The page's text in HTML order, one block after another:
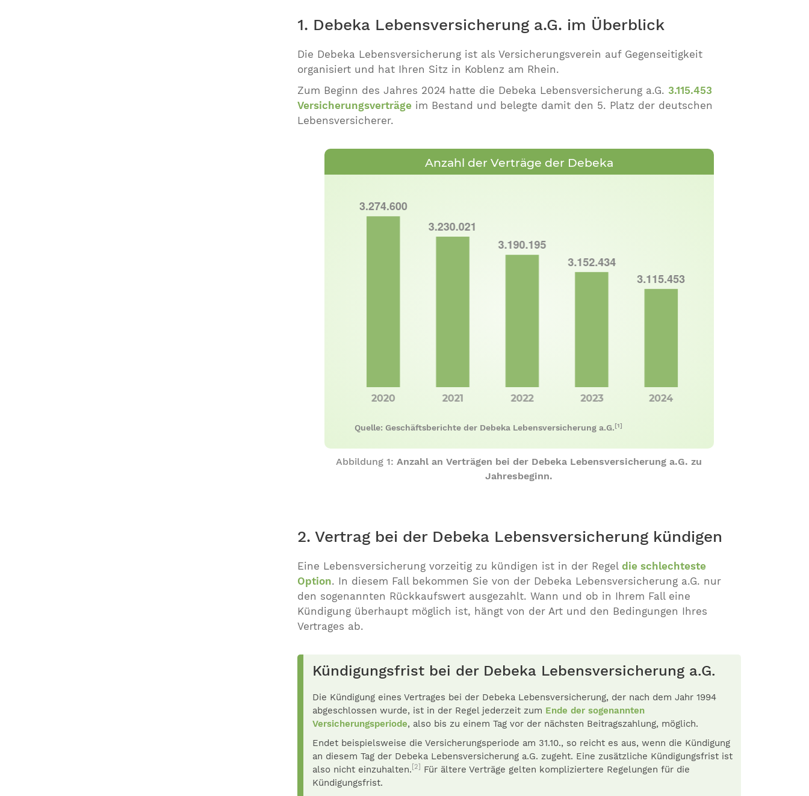
1. Debeka Lebensversicherung a.G. im Überblick
Die Debeka Lebensversicherung ist als Versicherungsverein auf Gegenseitigkeit
organisiert und hat Ihren Sitz in Koblenz am Rhein.
Zum Beginn des Jahres 2024 hatte die Debeka Lebensversicherung a.G. 3.115.453
Versicherungsverträge im Bestand und belegte damit den 5. Platz der deutschen
Lebensversicherer.
Anzahl der Verträge der Debeka
Quelle: Geschäftsberichte der Debeka Lebensversicherung a.G.[1]
Abbildung 1: Anzahl an Verträgen bei der Debeka Lebensversicherung a.G. zu
Jahresbeginn.
2. Vertrag bei der Debeka Lebensversicherung kündigen
Eine Lebensversicherung vorzeitig zu kündigen ist in der Regel die schlechteste
Option. In diesem Fall bekommen Sie von der Debeka Lebensversicherung a.G. nur
den sogenannten Rückkaufswert ausgezahlt. Wann und ob in Ihrem Fall eine
Kündigung überhaupt möglich ist, hängt von der Art und den Bedingungen Ihres
Vertrages ab.
Kündigungsfrist bei der Debeka Lebensversicherung a.G.
Die Kündigung eines Vertrages bei der Debeka Lebensversicherung, der nach dem Jahr 1994
abgeschlossen wurde, ist in der Regel jederzeit zum Ende der sogenannten
Versicherungsperiode, also bis zu einem Tag vor der nächsten Beitragszahlung, möglich.
Endet beispielsweise die Versicherungsperiode am 31.10., so reicht es aus, wenn die Kündigung
an diesem Tag der Debeka Lebensversicherung a.G. zugeht. Eine zusätzliche Kündigungsfrist ist
also nicht einzuhalten. [2]
Für ältere Verträge gelten kompliziertere Regelungen für die
Kündigungsfrist.